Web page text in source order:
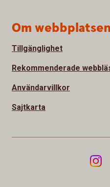
Om webbplatsen
Tillgänglighet
Rekommenderade
Användarvillkor
Sajtkarta